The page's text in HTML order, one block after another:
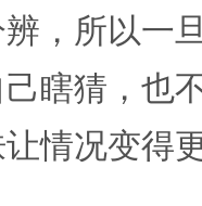
，所以一
瞎猜，也
情况变得